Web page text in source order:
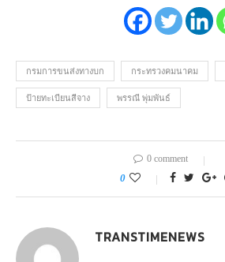
กรมการขนส่งทางบก กระทรวงคมนาคม
ป้ายทะเบียนสีจาง พรรณี พุ่มพันธ์
0 comment
0
TRANSTIMENEWS